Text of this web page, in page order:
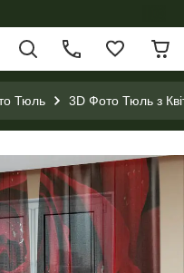
Тюль 3D Фото Тюль з